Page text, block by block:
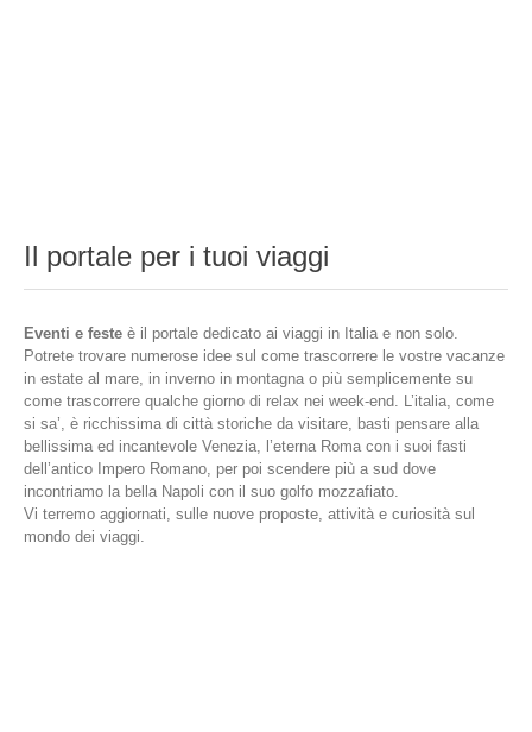
Il portale per i tuoi viaggi
Eventi e feste è il portale dedicato ai viaggi in Italia e non solo.
Potrete trovare numerose idee sul come trascorrere le vostre vacanze
in estate al mare, in inverno in montagna o più semplicemente su
come trascorrere qualche giorno di relax nei week-end. L’italia, come
si sa’, è ricchissima di città storiche da visitare, basti pensare alla
bellissima ed incantevole Venezia, l’eterna Roma con i suoi fasti
dell’antico Impero Romano, per poi scendere più a sud dove
incontriamo la bella Napoli con il suo golfo mozzafiato.
Vi terremo aggiornati, sulle nuove proposte, attività e curiosità sul
mondo dei viaggi.